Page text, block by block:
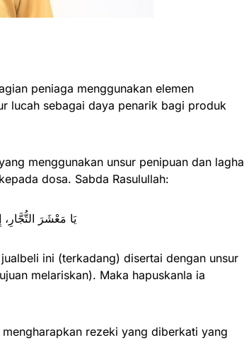
peniaga menggunakan elemen
lucah sebagai daya penarik bagi produk
menggunakan unsur penipuan dan lagha
dosa. Sabda Rasulullah:
يَا مَعْشَرَ
ini (terkadang) disertai dengan unsur
melariskan). Maka hapuskanla ia
rezeki yang diberkati yang